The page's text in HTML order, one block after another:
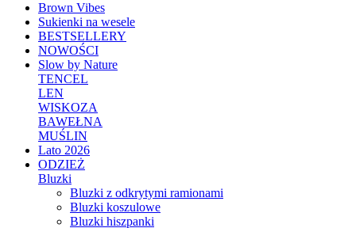
Brown Vibes
Sukienki na wesele
BESTSELLERY
NOWOŚCI
Slow by Nature
TENCEL
LEN
WISKOZA
BAWEŁNA
MUŚLIN
Lato 2026
ODZIEŻ
Bluzki
Bluzki z odkrytymi ramionami
Bluzki koszulowe
Bluzki hiszpanki